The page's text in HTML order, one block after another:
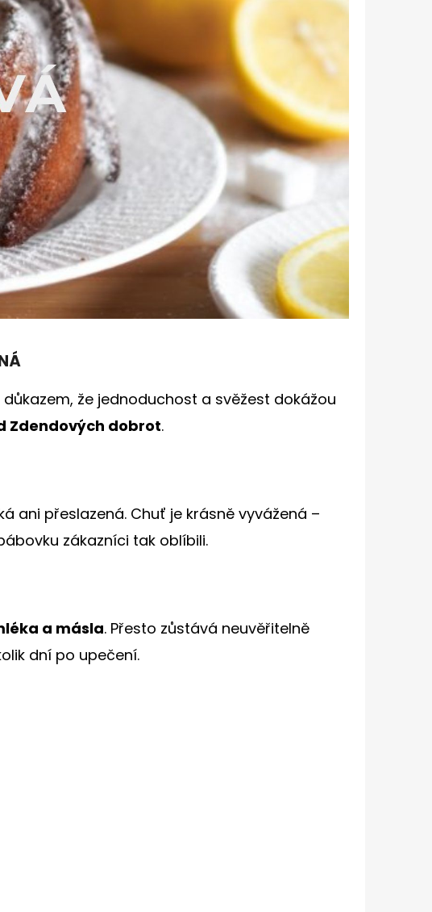
že jednoduchost a svěžest dokážou
Zdendových dobrot.
ani přeslazená. Chuť je krásně vyvážená –
zákazníci tak oblíbili.
a másla. Přesto zůstává neuvěřitelně
dní po upečení.